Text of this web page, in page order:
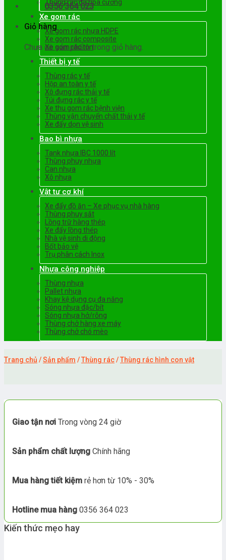
0356 364 023
Giỏ hàng
Chưa có sản phẩm trong giỏ hàng.
Thùng rác đá hoa cương
Xe gom rác
Xe gom rác nhựa HDPE
Xe gom rác composite
Xe gom rác tôn
Thiết bị y tế
Thùng rác y tế
Hộp an toàn y tế
Xô đựng rác thải y tế
Túi đựng rác y tế
Xe thu gom rác bệnh viện
Thùng vận chuyển chất thải y tế
Xe đẩy dọn vệ sinh
Bao bì nhựa
Tank nhựa IBC 1000 lít
Thùng phuy nhựa
Can nhựa
Xô nhựa
Vật tư cơ khí
Xe đẩy đồ ăn – Xe phục vụ nhà hàng
Thùng phuy sắt
Lồng trữ hàng thép
Xe đẩy lồng thép
Nhà vệ sinh di động
Bốt bảo vệ
Trụ phân cách Inox
Nhựa công nghiệp
Thùng nhựa
Pallet nhựa
Khay kệ dụng cụ đa năng
Sóng nhựa đặc/bít
Sóng nhựa hở/rỗng
Thùng chở hàng xe máy
Thùng chở chó mèo
Trang chủ /Sản phẩm /Thùng rác/Thùng rác hình con vật
Giao tận nơi Trong vòng 24 giờ
Sản phẩm chất lượng Chính hãng
Mua hàng tiết kiệm rẻ hơn từ 10% - 30%
Hotline mua hàng 0356 364 023
Kiến thức mẹo hay